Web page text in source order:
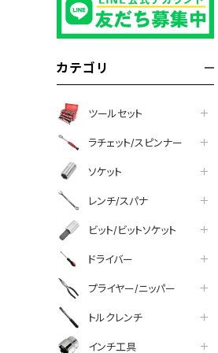
カテゴリ
ツールセット
ラチェット/スピンナー
ソケット
レンチ/スパナ
ビット/ビットソケット
ドライバー
プライヤー/ニッパー
トルクレンチ
インチ工具